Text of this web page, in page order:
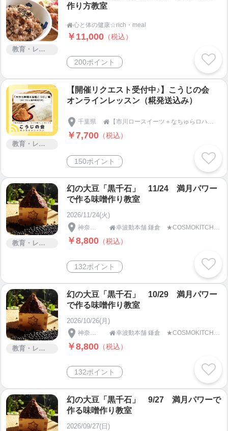
教育・レッスン・講習
作り方教室
心と体の健康☆rich・meal
￥11,000 （税込）
200ポイント
教育・レッスン・講習
【開催リクエスト受付中♪】こうじの会
オンラインレッスン（糀発送込み）
千葉県  【市川ロースイーツ＋なちゅらロハス】宇宙おむすび・季節の手しごと・発酵・腸活ロースイーツメソッド®｜千葉県市川市｜natur-aloha-s
￥7,700 （税込）
150ポイント
教育・レッスン・講習
幻の大豆「黒千石」 11/24 満月パワー
で作る味噌作り教室
2026/11/24(火)

￥8,800 （税込）
132ポイント
教育・レッスン・講習
幻の大豆「黒千石」 10/29 満月パワー
で作る味噌作り教室
2026/10/26(月)
神奈川県  幸波動本舗 鎌倉 ★COSMOKITCHEN＆SPA★
￥8,800 （税込）
132ポイント
幻の大豆「黒千石」 9/27 満月パワーで
作る味噌作り教室
2026/09/27(日)